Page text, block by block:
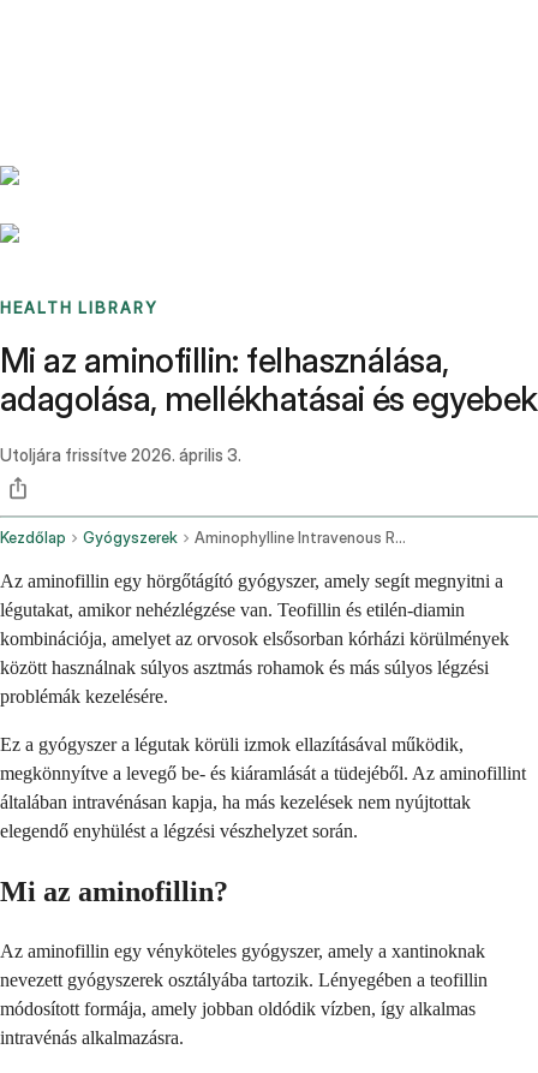
HEALTH LIBRARY
Mi az aminofillin: felhasználása,
adagolása, mellékhatásai és egyebek
Utoljára frissítve 2026. április 3.
Kezdőlap Gyógyszerek Aminophylline Intravenous Route
Az aminofillin egy hörgőtágító gyógyszer, amely segít megnyitni a
légutakat, amikor nehézlégzése van. Teofillin és etilén-diamin
kombinációja, amelyet az orvosok elsősorban kórházi körülmények
között használnak súlyos asztmás rohamok és más súlyos légzési
problémák kezelésére.
Ez a gyógyszer a légutak körüli izmok ellazításával működik,
megkönnyítve a levegő be- és kiáramlását a tüdejéből. Az aminofillint
általában intravénásan kapja, ha más kezelések nem nyújtottak
elegendő enyhülést a légzési vészhelyzet során.
Mi az aminofillin?
Az aminofillin egy vényköteles gyógyszer, amely a xantinoknak
nevezett gyógyszerek osztályába tartozik. Lényegében a teofillin
módosított formája, amely jobban oldódik vízben, így alkalmas
intravénás alkalmazásra.